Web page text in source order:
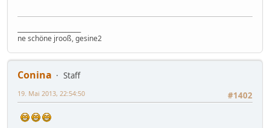
ne schöne jrooß, gesine2
Conina
Staff
#1402
19. Mai 2013, 22:54:50